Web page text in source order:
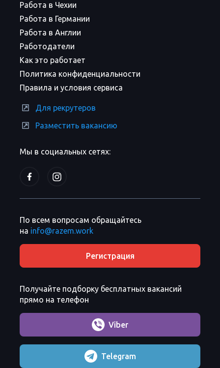
Мы в социальных сетях:
Работа в Чехии
Работа в Германии
Работа в Англии
Работодатели
Как это работает
Политика конфиденциальности
Правила и условия сервиса
Для рекрутеров
Разместить вакансию
По всем вопросам обращайтесь
на info@razem.work
Регистрация
Получайте подборку бесплатных вакансий
прямо на телефон
Viber
Telegram